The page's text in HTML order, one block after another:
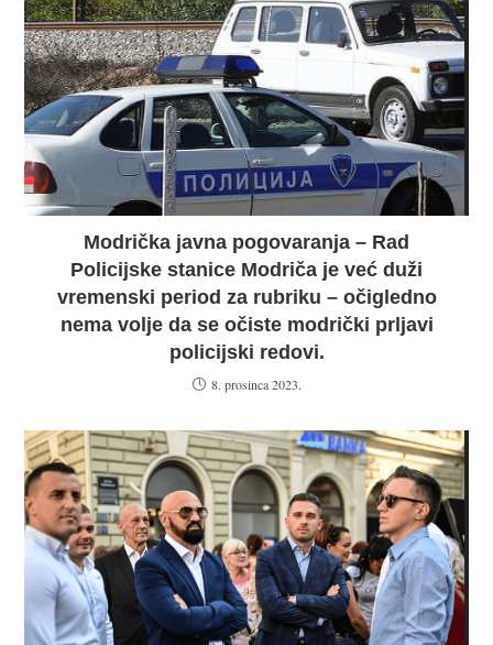
Modrička javna pogovaranja – Rad
Policijske stanice Modriča je već duži
vremenski period za rubriku – očigledno
nema volje da se očiste modrički prljavi
policijski redovi.
8. prosinca 2023.